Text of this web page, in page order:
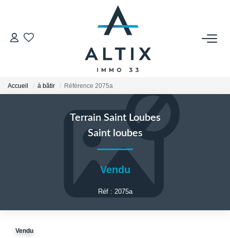
VENDRE
Estimer
Honoraires
Avis Clients
Biens Vendus
GESTION LOCATIVE
Accueil à bâtir Référence 2075a
Terrain Saint Loubes
Saint loubes
Vendu
Réf : 2075a
Vendu